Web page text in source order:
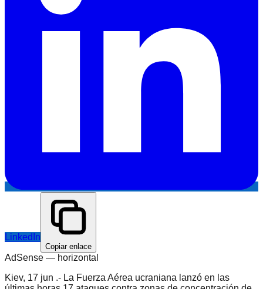
LinkedIn
Copiar enlace
AdSense — horizontal
Kiev, 17 jun .- La Fuerza Aérea ucraniana lanzó en las